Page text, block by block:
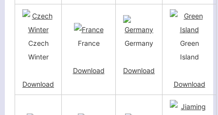
Czech
Winter
Download
France
Download
Germany
Download
Green
Island
Download